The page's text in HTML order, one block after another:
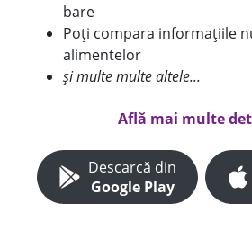
bare
Poți compara informațiile
alimentelor
și multe multe altele...
Află mai multe
Descarcă din
Google Play